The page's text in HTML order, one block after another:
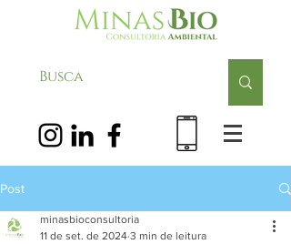
Post
minasbioconsultoria
11 de set. de 2024 3 min de leitura